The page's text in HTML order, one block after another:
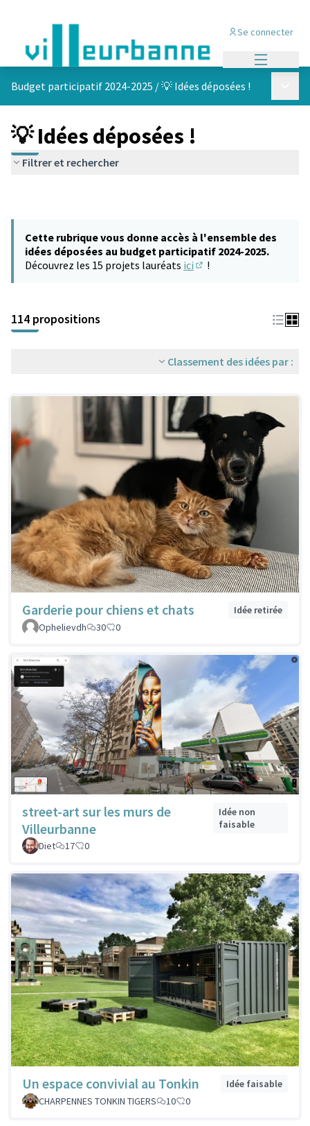
Se connecter
Budget participatif 2024-2025 /💡 Idées déposées !
💡 Idées déposées !
Filtrer et rechercher
Cette rubrique vous donne accès à l'ensemble des
idées déposées au budget participatif 2024-2025.
Découvrez les 15 projets lauréats ici !
114 propositions
Classement des idées par :
Garderie pour chiens et chats
Idée retirée
Ophelievdh
30 0
street-art sur les murs de
Villeurbanne
Idée non
faisable
Diet
17 0
Un espace convivial au Tonkin
Idée faisable
CHARPENNES TONKIN TIGERS
10 0